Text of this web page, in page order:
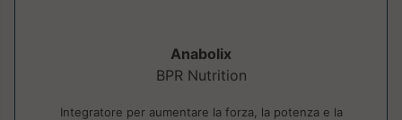
Anabolix
BPR Nutrition
Integratore per aumentare la forza, la potenza e la